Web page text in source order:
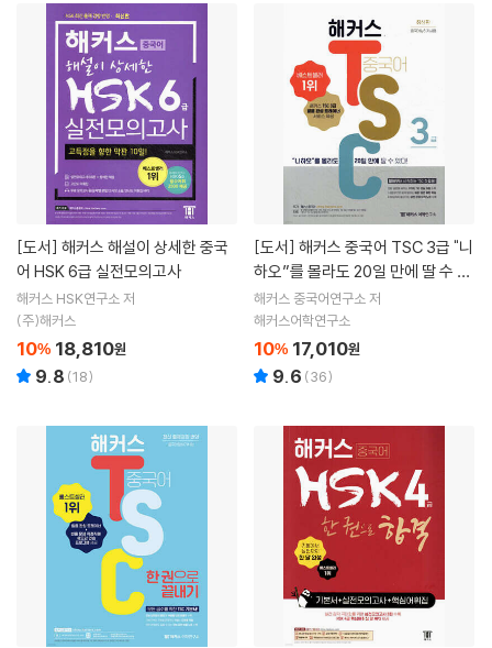
[도서]
어 HSK 6급 실전모의고사
해커스 HSK연구소 저
(주)해커스
10% 18,810원
9.8 (18)
[도서]
하오”를 몰라도 20일 만에 딸 수 있
다!
해커스 중국어연구소 저
해커스어학연구소
10% 17,010원
9.6 (36)